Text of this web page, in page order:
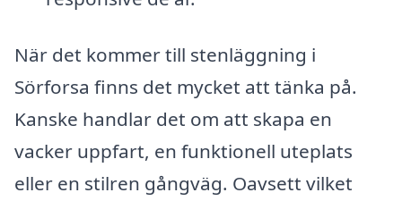
När det kommer till stenläggning i
Sörforsa finns det mycket att tänka på.
Kanske handlar det om att skapa en
vacker uppfart, en funktionell uteplats
eller en stilren gångväg. Oavsett vilket